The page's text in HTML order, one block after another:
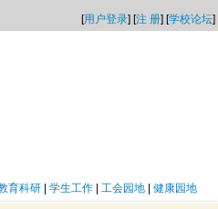
[用户登录] [注 册] [学校论坛]
育科研| 学生工作| 工会园地| 健康园地